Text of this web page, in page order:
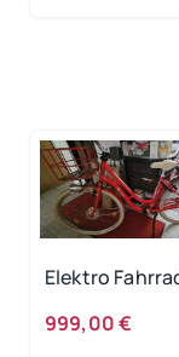
Elektro
999,00 €